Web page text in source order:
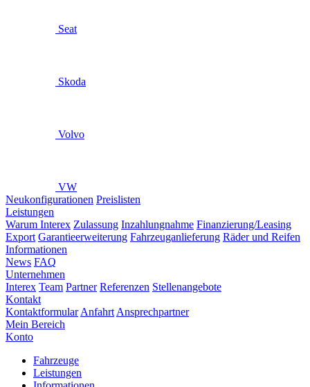
Seat
Skoda
Volvo
VW
Neukonfigurationen Preislisten
Leistungen
Warum Interex Zulassung Inzahlungnahme Finanzierung/Leasing
Export Garantieerweiterung Fahrzeuganlieferung Räder und Reifen
Informationen
News FAQ
Unternehmen
Interex Team Partner Referenzen Stellenangebote
Kontakt
Kontaktformular Anfahrt Ansprechpartner
Mein Bereich
Konto
Fahrzeuge
Leistungen